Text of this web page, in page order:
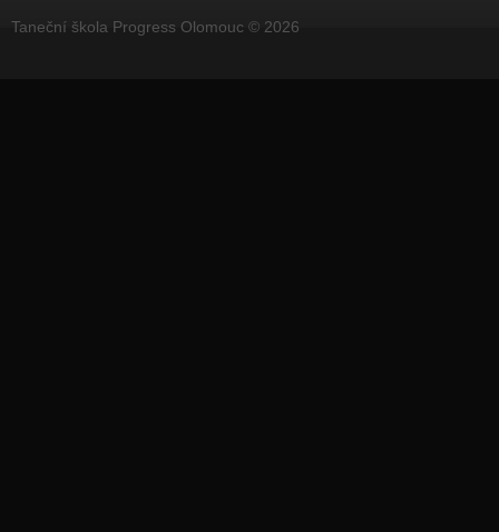
Taneční škola Progress Olomouc © 2026